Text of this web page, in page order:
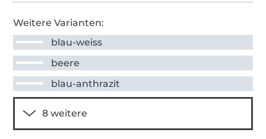
Weitere Varianten:
blau-weiss
beere
blau-anthrazit